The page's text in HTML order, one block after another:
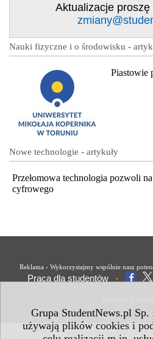
Grupa StudentNews.pl
używają plików cookies i
Aktualizacje proszę
Nauki fizyczne i o środowisku -
Piastowie
Nowe technologie - artykuły
Przełomowa technologia pozwoli
cyfrowego
Reklama - Wykorzystajmy wspólnie nasz
Praca dla studentów •